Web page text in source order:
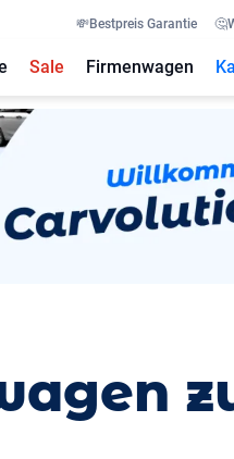
💸Bestpreis Garantie 🤔
Sale Firmenwagen